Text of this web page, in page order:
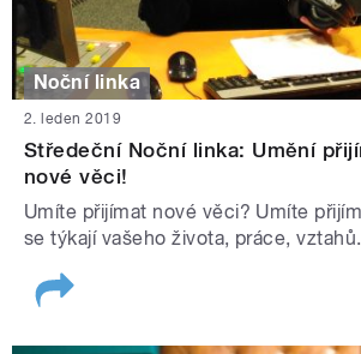
Noční linka
2. leden 2019
Středeční Noční linka: Umění
nové věci!
Umíte přijímat nové věci? Umíte
se týkají vašeho života, práce,